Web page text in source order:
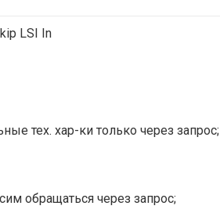
LSI In
тех. хар-ки только через запрос;
обращаться через запрос;